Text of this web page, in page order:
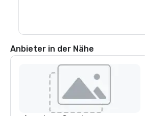
Anbieter in der Nähe